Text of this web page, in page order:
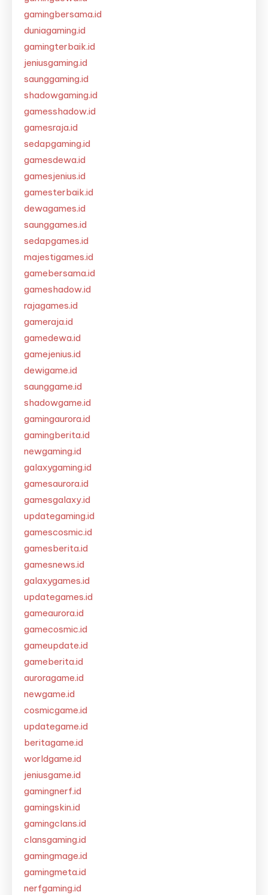
gamingbersama.id
duniagaming.id
gamingterbaik.id
jeniusgaming.id
saunggaming.id
shadowgaming.id
gamesshadow.id
gamesraja.id
sedapgaming.id
gamesdewa.id
gamesjenius.id
gamesterbaik.id
dewagames.id
saunggames.id
sedapgames.id
majestigames.id
gamebersama.id
gameshadow.id
rajagames.id
gameraja.id
gamedewa.id
gamejenius.id
dewigame.id
saunggame.id
shadowgame.id
gamingaurora.id
gamingberita.id
newgaming.id
galaxygaming.id
gamesaurora.id
gamesgalaxy.id
updategaming.id
gamescosmic.id
gamesberita.id
gamesnews.id
galaxygames.id
updategames.id
gameaurora.id
gamecosmic.id
gameupdate.id
gameberita.id
auroragame.id
newgame.id
cosmicgame.id
updategame.id
beritagame.id
worldgame.id
jeniusgame.id
gamingnerf.id
gamingskin.id
gamingclans.id
clansgaming.id
gamingmage.id
gamingmeta.id
nerfgaming.id